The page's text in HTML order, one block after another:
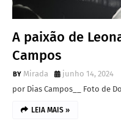
A paixão de
Campos
Mirada
junho 14, 2024
por Dias Campos__ Foto de
LEIA MAIS »